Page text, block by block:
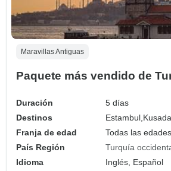
Maravillas Antiguas
Paquete más vendido de
Duración
5 días
Destinos
Estambul,
Franja de edad
Todas las
País Región
Turquía
Idioma
Inglés, Español